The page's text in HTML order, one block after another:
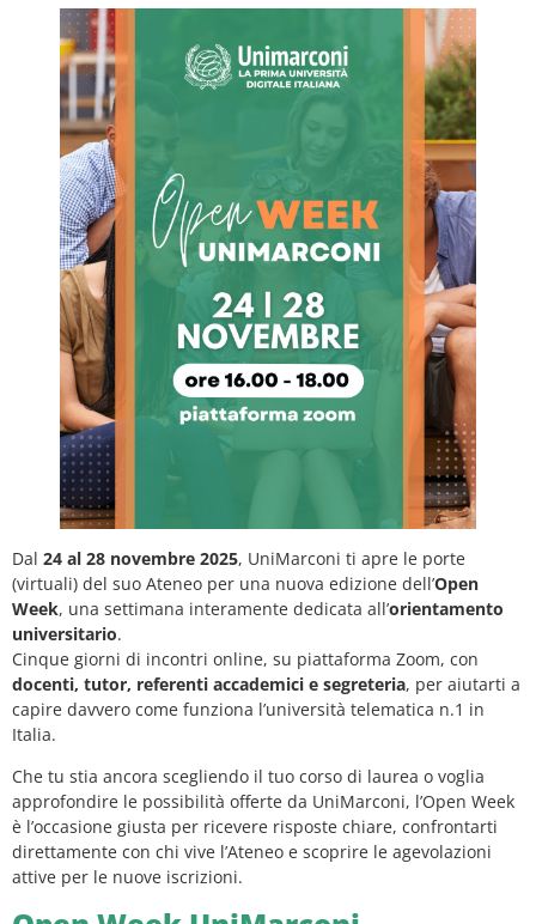
Dal 24 al 28 novembre 2025, UniMarconi ti apre le porte
(virtuali) del suo Ateneo per una nuova edizione dell’Open
Week, una settimana interamente dedicata all’orientamento
universitario.
Cinque giorni di incontri online, su piattaforma Zoom, con
docenti, tutor, referenti accademici e segreteria, per aiutarti a
capire davvero come funziona l’università telematica n.1 in
Italia.
Che tu stia ancora scegliendo il tuo corso di laurea o voglia
approfondire le possibilità offerte da UniMarconi, l’Open Week
è l’occasione giusta per ricevere risposte chiare, confrontarti
direttamente con chi vive l’Ateneo e scoprire le agevolazioni
attive per le nuove iscrizioni.